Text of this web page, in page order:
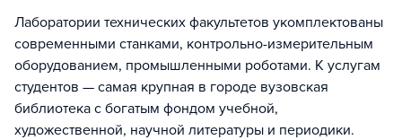
Лаборатории технических факультетов укомплектованы
современными станками, контрольно-измерительным
оборудованием, промышленными роботами. К услугам
студентов — самая крупная в городе вузовская
библиотека с богатым фондом учебной,
художественной, научной литературы и периодики.